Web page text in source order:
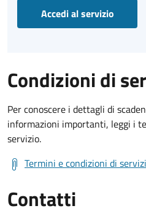
Accedi al servizio
Condizioni di
Per conoscere i dettagli di
informazioni importanti, leggi i
servizio.
Termini e condizioni di
Contatti